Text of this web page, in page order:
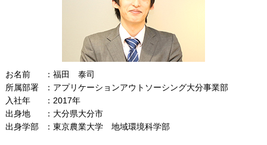
お名前
福田 泰司
所属部署
アプリケーションアウトソーシング大分事業部
入社年
2017年
出身地
大分県大分市
出身学部
東京農業大学 地域環境科学部